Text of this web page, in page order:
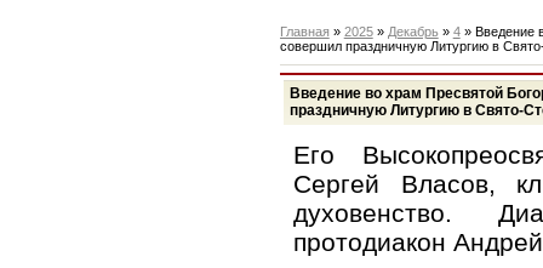
Главная » 2025 » Декабрь » 4» Введение
совершил праздничную Литургию в
Введение во храм Пресвятой
праздничную Литургию в Свято-
Его
Сергей Власов,
духовенство.
протодиакон